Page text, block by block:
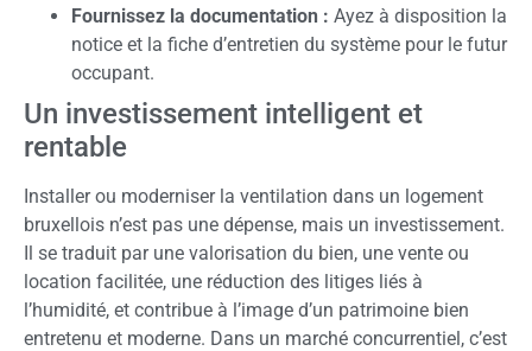
Fournissez la documentation : Ayez à disposition la
notice et la fiche d’entretien du système pour le futur
occupant.
Un investissement intelligent et
rentable
Installer ou moderniser la ventilation dans un logement
bruxellois n’est pas une dépense, mais un investissement.
Il se traduit par une valorisation du bien, une vente ou
location facilitée, une réduction des litiges liés à
l’humidité, et contribue à l’image d’un patrimoine bien
entretenu et moderne. Dans un marché concurrentiel, c’est